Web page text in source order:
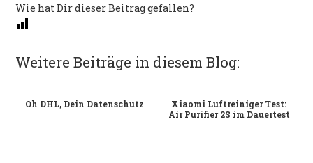
Wie hat Dir dieser Beitrag gefallen?
Weitere Beiträge in diesem Blog:
Oh DHL, Dein Datenschutz
Xiaomi Luftreiniger Test:
Air Purifier 2S im Dauertest